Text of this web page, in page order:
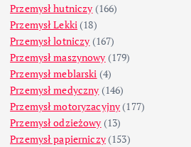
Przemysł hutniczy (166)
Przemysł Lekki (18)
Przemysł lotniczy (167)
Przemysł maszynowy (179)
Przemysł meblarski (4)
Przemysł medyczny (146)
Przemysł motoryzacyjny (177)
Przemysł odzieżowy (13)
Przemysł papierniczy(153)